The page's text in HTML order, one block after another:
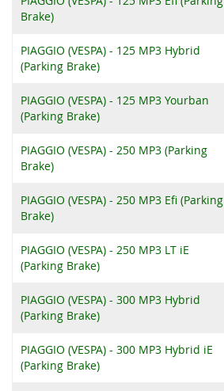
Brake)
PIAGGIO (VESPA) - 125 MP3 Hybrid
(Parking Brake)
PIAGGIO (VESPA) - 125 MP3 Yourban
(Parking Brake)
PIAGGIO (VESPA) - 250 MP3 (Parking
Brake)
PIAGGIO (VESPA) - 250 MP3 Efi (Parking
Brake)
PIAGGIO (VESPA) - 250 MP3 LT iE
(Parking Brake)
PIAGGIO (VESPA) - 300 MP3 Hybrid
(Parking Brake)
PIAGGIO (VESPA) - 300 MP3 Hybrid iE
(Parking Brake)